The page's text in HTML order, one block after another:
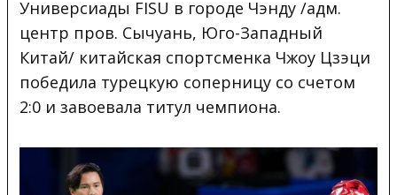
Универсиады FISU в городе Чэнду /адм.
центр пров. Сычуань, Юго-Западный
Китай/ китайская спортсменка Чжоу Цзэци
победила турецкую соперницу со счетом
2:0 и завоевала титул чемпиона.